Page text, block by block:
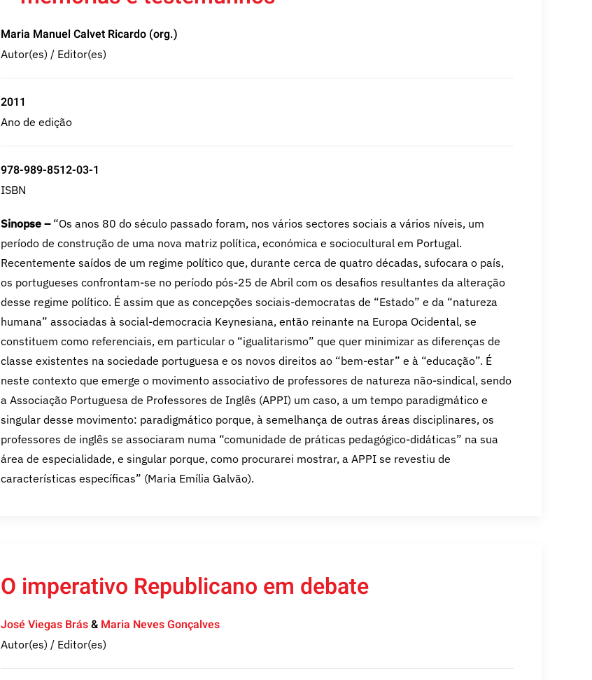
Maria Manuel Calvet Ricardo (org.)
Autor(es) / Editor(es)
2011
Ano de edição
978-989-8512-03-1
ISBN
Sinopse –“Os anos 80 do século passado foram, nos vários sectores sociais a vários níveis, um
período de construção de uma nova matriz política, económica e sociocultural em Portugal.
Recentemente saídos de um regime político que, durante cerca de quatro décadas, sufocara o país,
os portugueses confrontam-se no período pós-25 de Abril com os desafios resultantes da alteração
desse regime político. É assim que as concepções sociais-democratas de “Estado” e da “natureza
humana” associadas à social-democracia Keynesiana, então reinante na Europa Ocidental, se
constituem como referenciais, em particular o “igualitarismo” que quer minimizar as diferenças de
classe existentes na sociedade portuguesa e os novos direitos ao “bem-estar” e à “educação”. É
neste contexto que emerge o movimento associativo de professores de natureza não-sindical, sendo
a Associação Portuguesa de Professores de Inglês (APPI) um caso, a um tempo paradigmático e
singular desse movimento: paradigmático porque, à semelhança de outras áreas disciplinares, os
professores de inglês se associaram numa “comunidade de práticas pedagógico-didáticas” na sua
área de especialidade, e singular porque, como procurarei mostrar, a APPI se revestiu de
características específicas” (Maria Emília Galvão).
O imperativo Republicano em debate
José Viegas Brás& Maria Neves Gonçalves
Autor(es) / Editor(es)